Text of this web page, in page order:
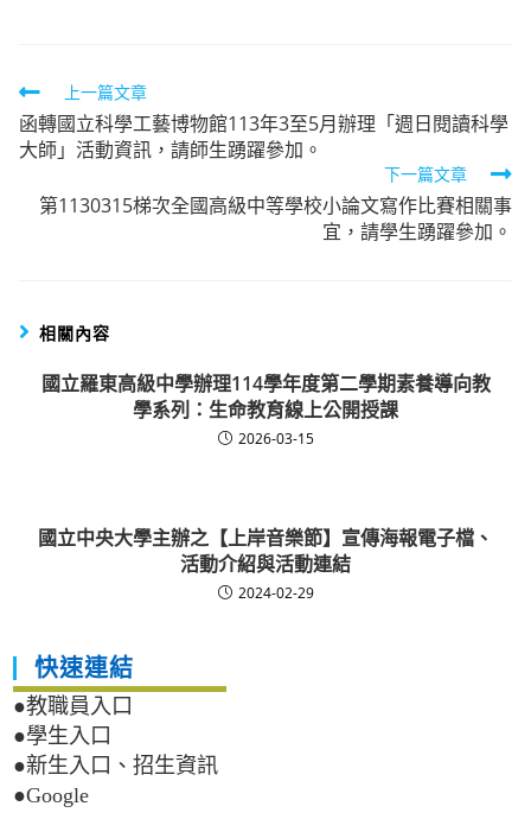
Read
more
articles
上一篇文章
函轉國立科學工藝博物館113年3至5月辦理「週日閱讀科學
大師」活動資訊，請師生踴躍參加。
下一篇文章
第1130315梯次全國高級中等學校小論文寫作比賽相關事
宜，請學生踴躍參加。
相關內容
國立羅東高級中學辦理114學年度第二學期素養導向教
學系列：生命教育線上公開授課
2026-03-15
國立中央大學主辦之【上岸音樂節】宣傳海報電子檔、
活動介紹與活動連結
2024-02-29
快速連結
●教職員入口
●學生入口
●新生入口、招生資訊
●Google